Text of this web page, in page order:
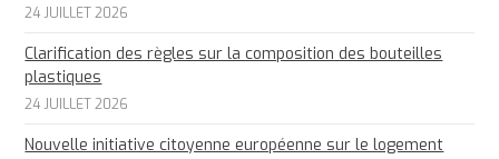
24 JUILLET 2026
Clarification des règles sur la composition des bouteilles
plastiques
24 JUILLET 2026
Nouvelle initiative citoyenne européenne sur le logement